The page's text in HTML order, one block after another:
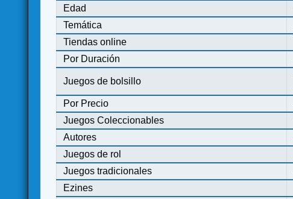
Edad
Temática
Tiendas online
Por Duración
Juegos de bolsillo
Por Precio
Juegos Coleccionables
Autores
Juegos de rol
Juegos tradicionales
Ezines